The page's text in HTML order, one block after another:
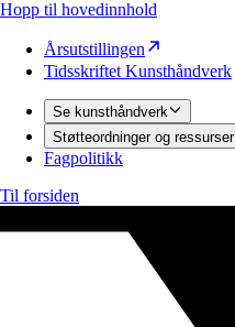
Hopp til hovedinnhold
Årsutstillingen
Tidsskriftet Kunsthåndverk
Se kunsthåndverk
Støtteordninger og ressurser
Fagpolitikk
Til forsiden